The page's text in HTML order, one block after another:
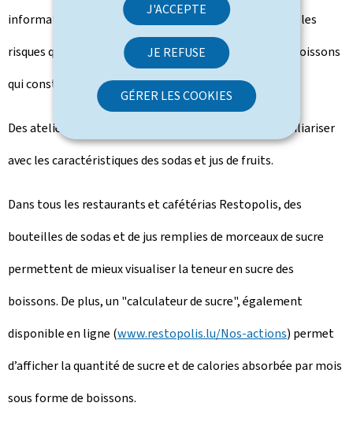
J'ACCEPTE
JE REFUSE
GÉRER LES COOKIES
informations sur les ingrédients des boissons sucrées, les
risques que leur consommation peut entraîner et les boissons
qui constituent une bonne alternative à ces produits.
Des ateliers ludiques sont aussi proposés pour se familiariser
avec les caractéristiques des sodas et jus de fruits.
Dans tous les restaurants et cafétérias Restopolis, des
bouteilles de sodas et de jus remplies de morceaux de sucre
permettent de mieux visualiser la teneur en sucre des
boissons. De plus, un "calculateur de sucre", également
disponible en ligne (www.restopolis.lu/Nos-actions) permet
d’afficher la quantité de sucre et de calories absorbée par mois
sous forme de boissons.